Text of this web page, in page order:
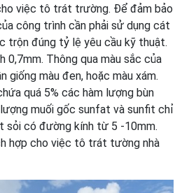
việc tô trát trường. Để đảm bảo
công trình cần phải sử dụng cát
trộn đúng tỷ lệ yêu cầu kỹ thuật.
0,7mm. Thông qua màu sắc của
giống màu đen, hoặc màu xám.
quá 5% các hàm lượng bùn
muối gốc sunfat và sunfit chỉ
sỏi có đường kính từ 5 -10mm.
hợp cho việc tô trát tường nhà